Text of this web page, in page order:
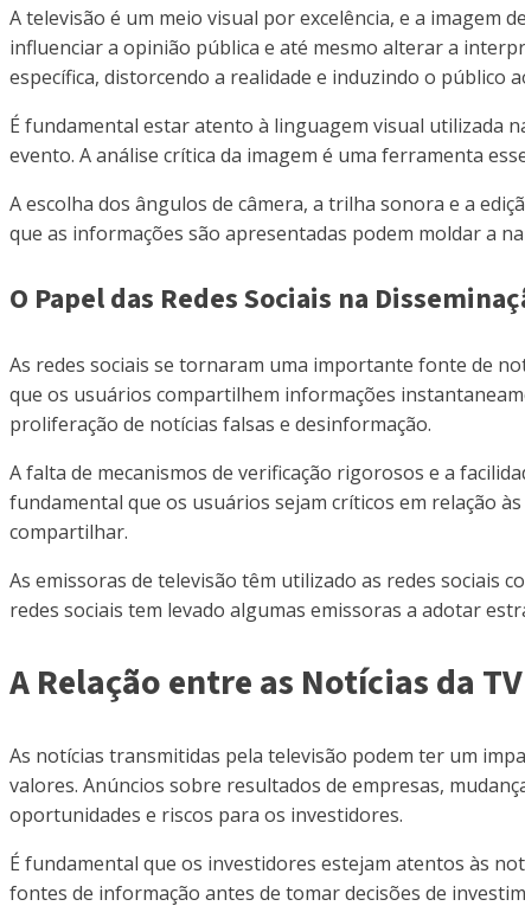
A televisão é um meio visual por excelência, e a imagem
influenciar a opinião pública e até mesmo alterar a
específica, distorcendo a realidade e induzindo o público
É fundamental estar atento à linguagem visual utilizada
evento. A análise crítica da imagem é uma ferramenta
A escolha dos ângulos de câmera, a trilha sonora e a
que as informações são apresentadas podem moldar a
O Papel das Redes Sociais na
As redes sociais se tornaram uma importante fonte de
que os usuários compartilhem informações
proliferação de notícias falsas e desinformação.
A falta de mecanismos de verificação rigorosos e a
fundamental que os usuários sejam críticos em relação
compartilhar.
As emissoras de televisão têm utilizado as redes sociais
redes sociais tem levado algumas emissoras a adotar
A Relação entre as Notícias da
As notícias transmitidas pela televisão podem ter um
valores. Anúncios sobre resultados de empresas,
oportunidades e riscos para os investidores.
É fundamental que os investidores estejam atentos às
fontes de informação antes de tomar decisões de